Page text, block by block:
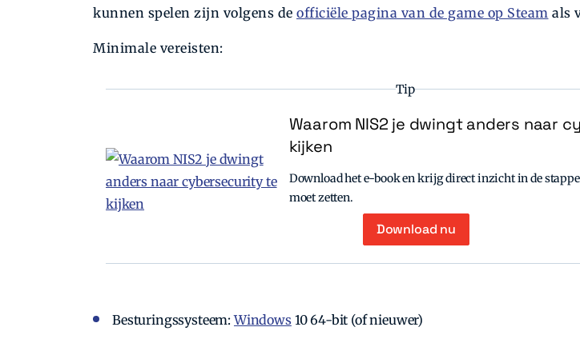
kunnen spelen zijn volgens de officiële pagina van de game op Steam als
Minimale vereisten:
Tip
Waarom NIS2 je dwingt anders naar
kijken
Download het e-book en krijg direct inzicht in de
moet zetten.
Download nu
Besturingssysteem:Windows10 64-bit (of nieuwer)